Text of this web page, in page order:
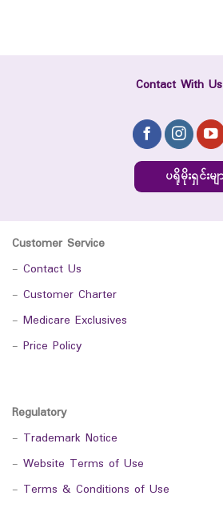
Contact With Us
ပရိုမိုးရှင်းမ
Customer Service
- Contact Us
- Customer Charter
- Medicare Exclusives
- Price Policy
Regulatory
- Trademark Notice
- Website Terms of Use
- Terms & Conditions of Use